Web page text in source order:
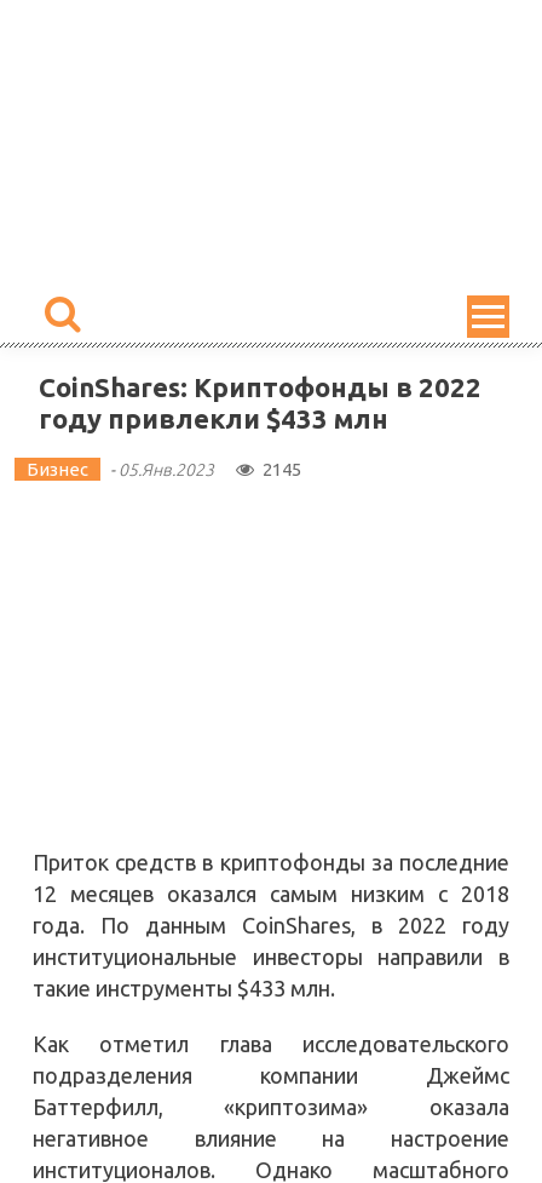
CoinShares: Криптофонды в 2022
году привлекли $433 млн
Бизнес -05.Янв.2023 2145
Приток средств в криптофонды за последние
12 месяцев оказался самым низким с 2018
года. По данным CoinShares, в 2022 году
институциональные инвесторы направили в
такие инструменты $433 млн.
Как отметил глава исследовательского
подразделения компании Джеймс
Баттерфилл, «криптозима» оказала
негативное влияние на настроение
институционалов. Однако масштабного